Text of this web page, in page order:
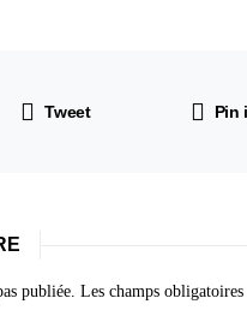
Tweet Pin
publiée. Les champs